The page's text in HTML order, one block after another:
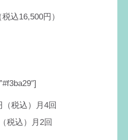
込16,500円）
（税込）月4回
税込）月2回